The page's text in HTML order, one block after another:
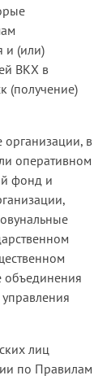
и (или)
ВКХ в
(получение)
организации, в
оперативном
фонд и
лиц
по Правилам